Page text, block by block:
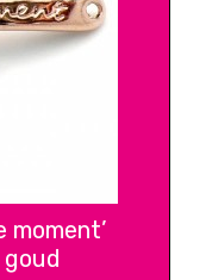
moment’